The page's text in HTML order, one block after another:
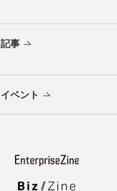
記事
イベント